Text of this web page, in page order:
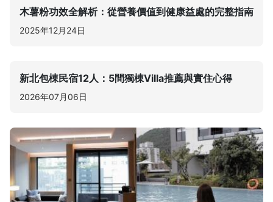
木薯粉功效全解析：從營養價值到健康益處的完整指南
2025年12月24日
新北包棟民宿12人：5間獨棟Villa推薦與實住心得
2026年07月06日